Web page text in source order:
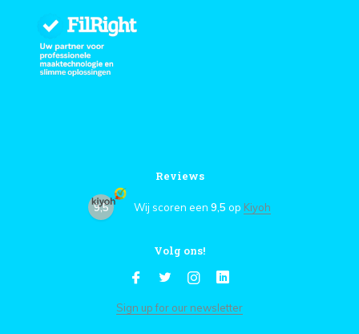
Reviews
9,5 Wij scoren een 9,5 op Kiyoh
Volg ons!
Sign up for our newsletter